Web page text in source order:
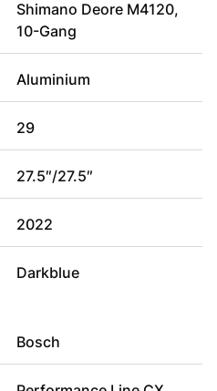
Shimano Deore M4120,
10-Gang
Aluminium
29
27.5″/27.5″
2022
Darkblue
Bosch